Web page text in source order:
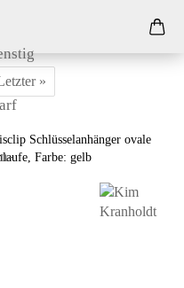
»
Schlüsselanhänger ovale
Farbe: gelb